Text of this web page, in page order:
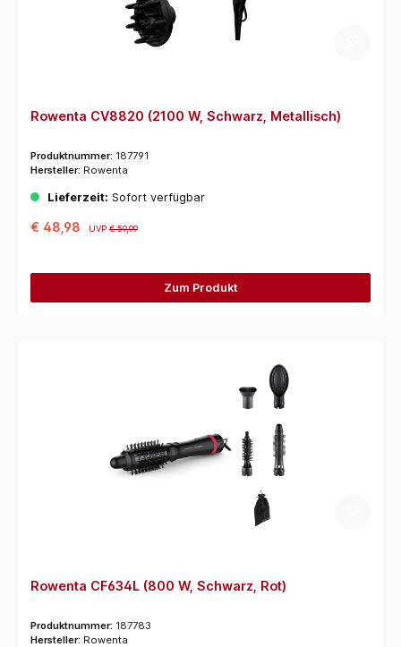
Rowenta CV8820 (2100 W, Schwarz, Metallisch)
Produktnummer: 187791
Hersteller: Rowenta
Lieferzeit: Sofort verfügbar
€ 48,98 UVP€ 59,99
Zum Produkt
Rowenta CF634L (800 W, Schwarz, Rot)
Produktnummer: 187783
Hersteller: Rowenta